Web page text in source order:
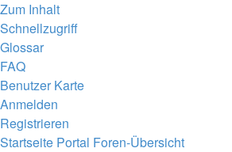
Zum Inhalt
Schnellzugriff
Glossar
FAQ
Benutzer Karte
Anmelden
Registrieren
Startseite Portal Foren-Übersicht